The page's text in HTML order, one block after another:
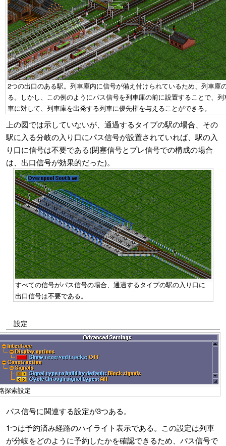
2つの出口のある駅。列車庫内に信号が備え付けられているため、列車庫
る。しかし、この例のようにパス信号を列車庫の前に設置することで、
車に対して、列車庫を出発する列車に優先権を与えることができる。
上の図では示していないが、通過するタイプの駅の場合、その
駅に入る分岐の入り口にパス信号が設置されていれば、駅の入
り口に信号は不要である(閉塞信号とプレ信号での構成の場合
は、出口信号が効果的だった)。
すべての信号がパス信号の場合、通過するタイプの駅の入り口に
出口信号は不要である。
設定
探索設定
パス信号に関連する設定が3つある。
1つは予約済み経路のハイライト表示である。この設定は列車
が分岐をどのように予約したかを確認できるため、パス信号で